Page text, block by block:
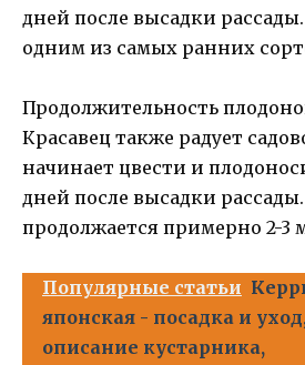
дней после высадки рассады.
одним из самых ранних
Продолжительность
Красавец также радует
начинает цвести и
дней после высадки
продолжается примерно 2-3
Популярные статьи
японская - посадка и
описание кустарника,